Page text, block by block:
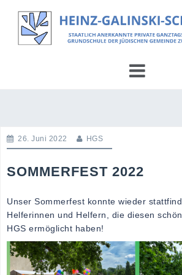
content
26. Juni 2022 HGS
SOMMERFEST 2022
Unser Sommerfest konnte wieder
Helferinnen und Helfern, die diesen
HGS ermöglicht haben!